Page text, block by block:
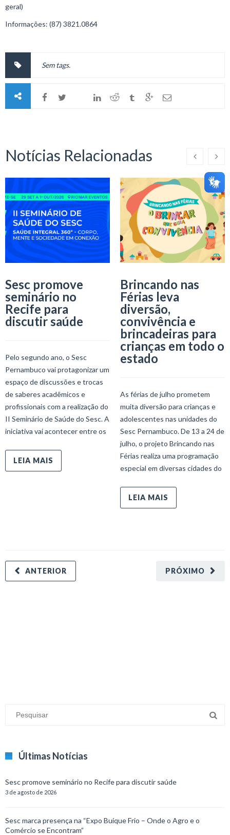
geral)
Informações: (87) 3821.0864
Sem tags.
Notícias Relacionadas
Sesc promove
seminário no
Recife para
discutir saúde
Pelo segundo ano, o Sesc
Pernambuco vai protagonizar um
espaço de discussões e trocas
de saberes acadêmicos e
profissionais com a realização do
II Seminário de Saúde do Sesc. A
iniciativa vai acontecer entre os
LEIA MAIS
Brincando nas
Férias leva
diversão,
convivência e
brincadeiras para
crianças em todo o
estado
As férias de julho prometem
muita diversão para crianças e
adolescentes nas unidades do
Sesc Pernambuco. De 13 a 24 de
julho, o projeto Brincando nas
Férias realiza uma programação
especial em diversas cidades do
LEIA MAIS
PRÓXIMO
ANTERIOR
Últimas Notícias
Sesc promove seminário no Recife para discutir saúde
3 de agosto de 2026
Sesc marca presença na “Expo Buíque Frio – Onde o Agro e o
Comércio se Encontram”